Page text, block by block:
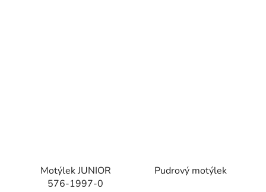
Motýlek JUNIOR
576-1997-0
Pudrový motýlek